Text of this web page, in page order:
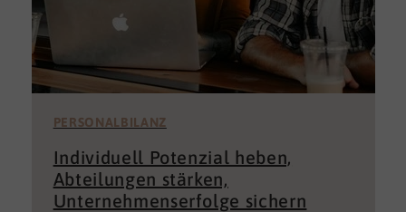
PERSONALBILANZ
Individuell Potenzial heben,
Abteilungen stärken,
Unternehmenserfolge sichern